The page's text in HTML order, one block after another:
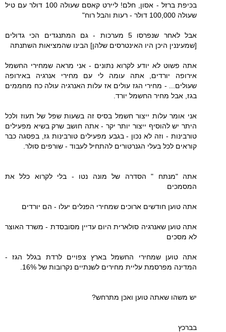
בכיפת ברזל - אסון, חלם! ליירט קאסם שעולה 100 דולר עם טיל
שעולה 100,000 דולר - רעות והבל רוח"
אבל לאחר שנפרסו 5 מערכות - גם המתנגדים הכי גדולים
[שמעיננין היכן היו האינטרסים שלהן] הבינו שהמציאות השתנתה
אתה פשוט לא יודע לקרוא נתונים - אני מראה שמחירי החשמל
אירופה יורדים, אתה עומה לי עם מחירי אנרגיה באירופה
שעולים... - מחירי הגז עולים אז עלות האנרגיה עולה כח מחממים
בגז, אבל מחיר החשמל יורד.
אני אומר עלות ייצור חשמל בסיס זה בשעות שפל של תעוז ולכל
היתר יש להוסיף ייצור יותר יקר - אתה חושב שרק בשיא מפעילים
טורבינות - וזה לא נכון - בגבע מפעילים טורבינות גז, בפסגה כבר
קוראים לכל בעלי הגנרטורים להתחיל לעבוד - שורפים סולר.
אתה "מנתח " הסדרה של מונה נטו - בלי לקרוא כלל את
המסמכים
אתה טוען חודשים ארוכים שמחירי הפנלים יעלו - הם יורדים
אתה טוען שאנרגיה סולארית היום עדיין מסובסדת - משרד האוצר
לא מסכים
אתה טוען שמחירי החשמל בארץ צפויים לרדת בגלל הגז -
המדינה מפרסמת עליית מחירים לשנתיים נקרובות של 16%.
יש משהו שאתה טוען ואכן מתרחש?
בברכץ